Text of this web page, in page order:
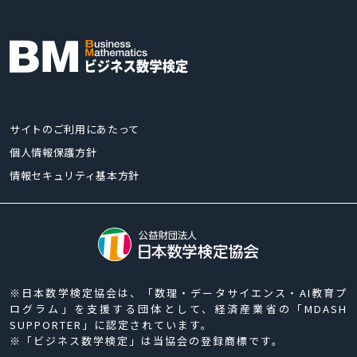
サイトのご利用にあたって
個人情報保護方針
情報セキュリティ基本方針
※日本数学検定協会は、「数理・データサイエンス・AI教育プ
ログラム」を支援する団体として、経済産業省の「MDASH
SUPPORTER」に認定されています。
※「ビジネス数学検定」は当協会の登録商標です。